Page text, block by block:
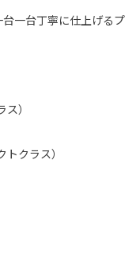
一台丁寧に仕上げるプ
）
クラス）